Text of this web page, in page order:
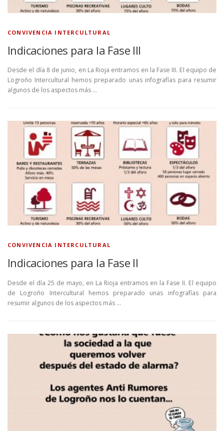
CONVIVENCIA INTERCULTURAL
Indicaciones para la Fase III
Desde el día 8 de junio, en La Rioja entramos en la Fase III. El equipo de
Logroño Intercultural hemos preparado unas infografías para resumir
algunos de los aspectos más …
CONVIVENCIA INTERCULTURAL
Indicaciones para la Fase II
Desde el día 25 de mayo, en La Rioja entramos en la Fase II. El equipo
de Logroño Intercultural hemos preparado unas infografías para
resumir algunos de los aspectos más …